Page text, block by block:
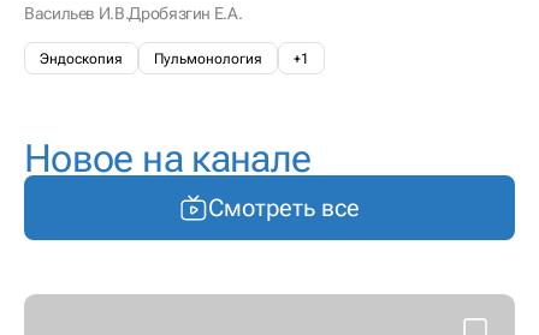
Васильев И.В.Дробязгин Е.А.
Эндоскопия Пульмонология +1
Новое на канале
Смотреть все